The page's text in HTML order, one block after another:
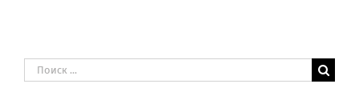
Результат
поиска: